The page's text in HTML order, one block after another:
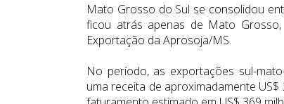
Mato Grosso do Sul se consolidou
ficou atrás apenas de Mato
Exportação da Aprosoja/MS.
No período, as exportações sul-
uma receita de aproximadamente